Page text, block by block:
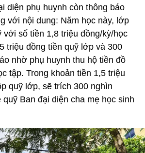
diện phụ huynh còn thông báo
với nội dung: Năm học này, lớp
với số tiền 1,8 triệu đồng/kỳ/học
triệu đồng tiền quỹ lớp và 300
nhờ phụ huynh thu hộ tiền đồ
tập. Trong khoản tiền 1,5 triệu
quỹ lớp, sẽ trích 300 nghìn
quỹ Ban đại diện cha mẹ học sinh